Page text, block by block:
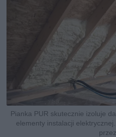
Pianka PUR skutecznie izoluje
elementy instalacji